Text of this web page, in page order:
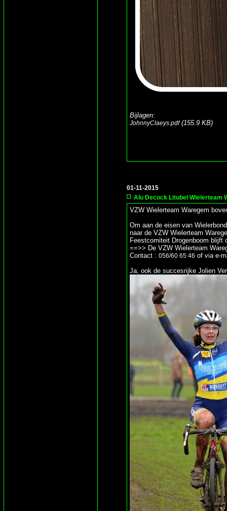
Bijlagen:
JohnnyClaeys.pdf(155.9 KB)
01-11-2015
Alu Decock Litubel Wielerteam
VZW Wielerteam Waregem
Om aan de eisen van
naar de VZW Wielerteam
Feestcomiteit Drogenboom blijft
==>> De VZW Wielerteam
Contact : 056/60 65 46 of via e-
Ja, ook de succesrijke Jolien